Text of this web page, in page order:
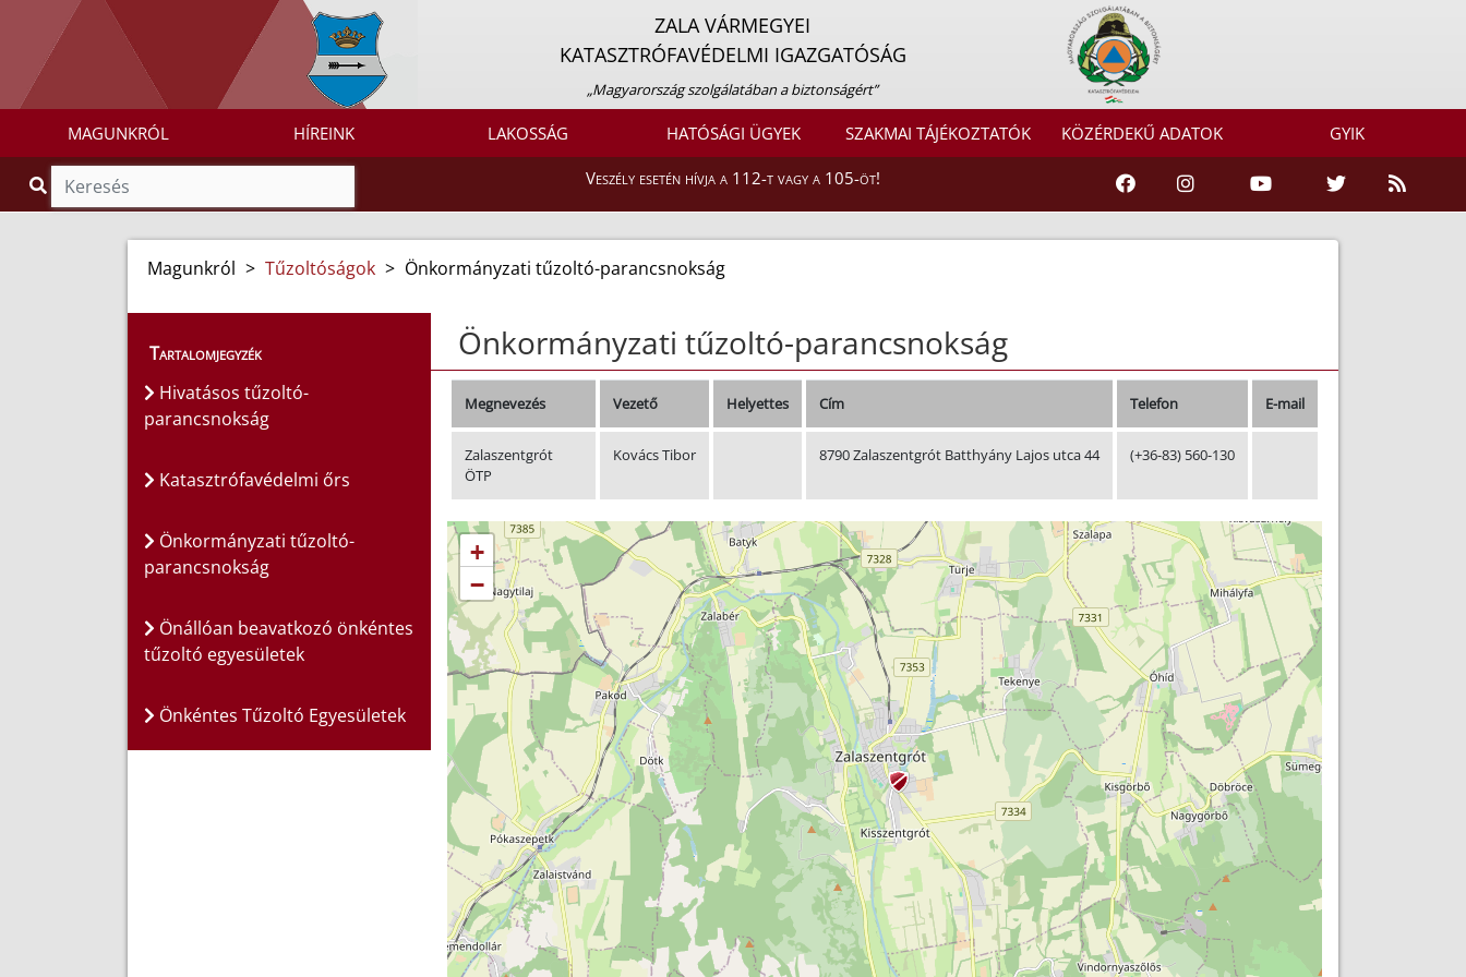
ZALA VÁRMEGYEI
KATASZTRÓFAVÉDELMI IGAZGATÓSÁG
„Magyarország szolgálatában a biztonságért”
MAGUNKRÓL HÍREINK LAKOSSÁG HATÓSÁGI ÜGYEK SZAKMAI TÁJÉKOZTATÓK KÖZÉRDEKŰ ADATOK GYIK
Veszély esetén hívja a 112-t vagy a 105-öt!
Magunkról > Tűzoltóságok > Önkormányzati tűzoltó-parancsnokság
Tartalomjegyzék
Hivatásos tűzoltó-
parancsnokság
Katasztrófavédelmi őrs
Önkormányzati tűzoltó-
parancsnokság
Önállóan beavatkozó önkéntes
tűzoltó egyesületek
Önkéntes Tűzoltó Egyesületek
Önkormányzati tűzoltó-parancsnokság
Megnevezés Vezető Helyettes Cím Telefon E-mail
Zalaszentgrót
ÖTP
Kovács Tibor 8790 Zalaszentgrót Batthyány Lajos utca 44 (+36-83) 560-130
+
−